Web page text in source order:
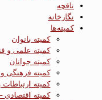
تاقچه
نگارخانه
کمیته‌ها
کمیته بانوان
کمیته علمی و
کمیته جوانان
کمیته فرهنگی
کمیته
کمیته اقتصادی